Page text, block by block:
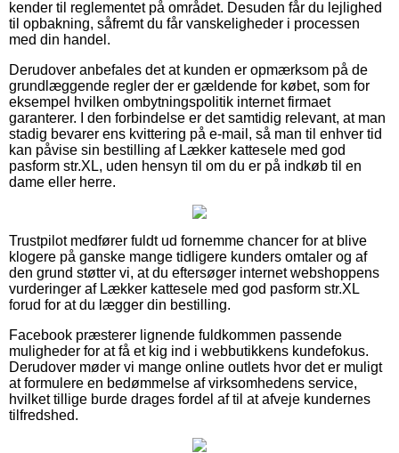
kender til reglementet på området. Desuden får du lejlighed
til opbakning, såfremt du får vanskeligheder i processen
med din handel.
Derudover anbefales det at kunden er opmærksom på de
grundlæggende regler der er gældende for købet, som for
eksempel hvilken ombytningspolitik internet firmaet
garanterer. I den forbindelse er det samtidig relevant, at man
stadig bevarer ens kvittering på e-mail, så man til enhver tid
kan påvise sin bestilling af Lækker kattesele med god
pasform str.XL, uden hensyn til om du er på indkøb til en
dame eller herre.
Trustpilot medfører fuldt ud fornemme chancer for at blive
klogere på ganske mange tidligere kunders omtaler og af
den grund støtter vi, at du eftersøger internet webshoppens
vurderinger af Lækker kattesele med god pasform str.XL
forud for at du lægger din bestilling.
Facebook præsterer lignende fuldkommen passende
muligheder for at få et kig ind i webbutikkens kundefokus.
Derudover møder vi mange online outlets hvor det er muligt
at formulere en bedømmelse af virksomhedens service,
hvilket tillige burde drages fordel af til at afveje kundernes
tilfredshed.